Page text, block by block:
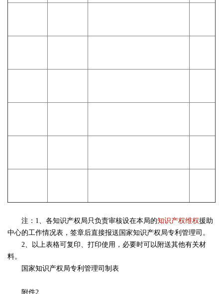
注：1、各知识产权局只负责审核设在本局的知识产权维权援助
中心的工作情况表，签章后直接报送国家知识产权局专利管理司。
2、以上表格可复印、打印使用，必要时可以附送其他有关材
料。
国家知识产权局专利管理司制表
附件2